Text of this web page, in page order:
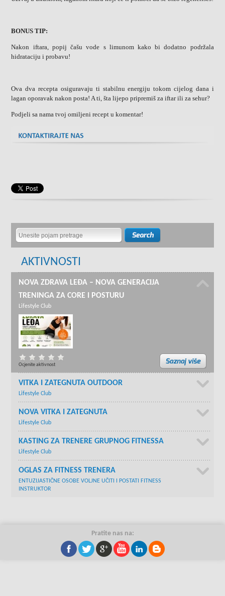
BONUS TIP:
Nakon iftara, popij čašu vode s limunom kako bi dodatno podržala
hidrataciju i probavu!
Ova dva recepta osiguravaju ti stabilnu energiju tokom cijelog dana i
lagan oporavak nakon posta! A ti, šta lijepo pripremiš za iftar ili za sehur?
Podjeli sa nama tvoj omiljeni recept u komentar!
AKTIVNOSTI
NOVA ZDRAVA LEĐA – NOVA GENERACIJA
TRENINGA ZA CORE I POSTURU
Lifestyle Club
Ocjenite aktivnost
VITKA I ZATEGNUTA OUTDOOR
Lifestyle Club
NOVA VITKA I ZATEGNUTA
Lifestyle Club
KASTING ZA TRENERE GRUPNOG FITNESSA
Lifestyle Club
OGLAS ZA FITNESS TRENERA
ENTUZIJASTIČNE OSOBE VOLJNE UČITI I POSTATI FITNESS
INSTRUKTOR
Pratite nas na: